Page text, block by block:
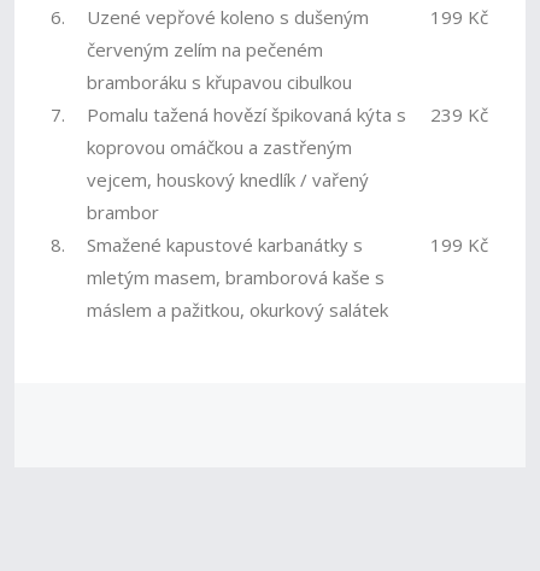
6.
Uzené vepřové koleno s dušeným
červeným zelím na pečeném
bramboráku s křupavou cibulkou
199 Kč
7.
Pomalu tažená hovězí špikovaná kýta s
koprovou omáčkou a zastřeným
vejcem, houskový knedlík / vařený
brambor
239 Kč
8.
Smažené kapustové karbanátky s
mletým masem, bramborová kaše s
máslem a pažitkou, okurkový salátek
199 Kč